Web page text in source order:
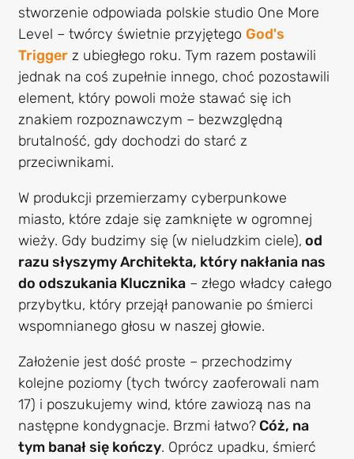
stworzenie odpowiada polskie studio One More
Level – twórcy świetnie przyjętego God's
Triggerz ubiegłego roku. Tym razem postawili
jednak na coś zupełnie innego, choć pozostawili
element, który powoli może stawać się ich
znakiem rozpoznawczym – bezwzględną
brutalność, gdy dochodzi do starć z
przeciwnikami.
W produkcji przemierzamy cyberpunkowe
miasto, które zdaje się zamknięte w ogromnej
wieży. Gdy budzimy się (w nieludzkim ciele), od
razu słyszymy Architekta, który nakłania nas
do odszukania Klucznika– złego władcy całego
przybytku, który przejął panowanie po śmierci
wspomnianego głosu w naszej głowie.
Założenie jest dość proste – przechodzimy
kolejne poziomy (tych twórcy zaoferowali nam
17) i poszukujemy wind, które zawiozą nas na
następne kondygnacje. Brzmi łatwo?Cóż, na
tym banał się kończy. Oprócz upadku, śmierć